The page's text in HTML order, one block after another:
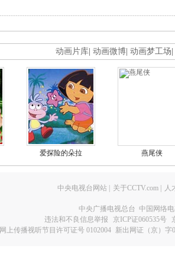
动画片库 动画微博 动画梦工场
爱探险的朵拉 燕尾侠
中央电视台网站 关于CCTV.com 人
中央广播电视总台 中国网络
违法和不良信息举报
京ICP证060535号
网上传播视听节目许可证号 0102004 新出网证（京）